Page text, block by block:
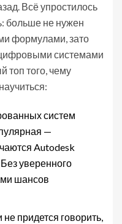
Всё упростилось
больше не нужен
формулами, зато
системами
топ того, чему
систем
—
Autodesk
уверенного
шансов
придется говорить,